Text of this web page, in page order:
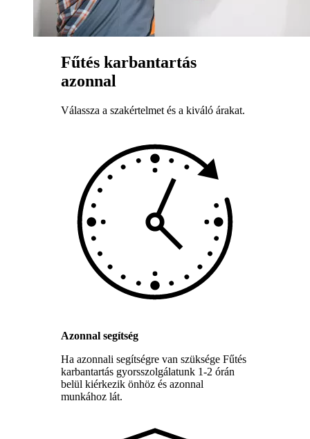
Fűtés karbantartás
azonnal
Válassza a szakértelmet és a kiváló árakat.
Azonnal segítség
Ha azonnali segítségre van szüksége Fűtés
karbantartás gyorsszolgálatunk 1-2 órán
belül kiérkezik önhöz és azonnal
munkához lát.